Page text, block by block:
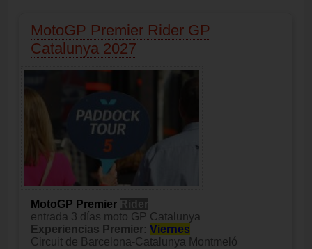
MotoGP Premier Rider GP
Catalunya 2027
MotoGP Premier Rider
entrada 3 días moto GP Catalunya
Experiencias Premier: Viernes
Circuit de Barcelona-Catalunya Montmeló